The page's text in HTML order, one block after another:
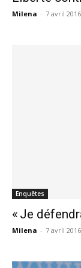
Milena - 7 avril
Enquêtes
« Je
Milena - 7 avril